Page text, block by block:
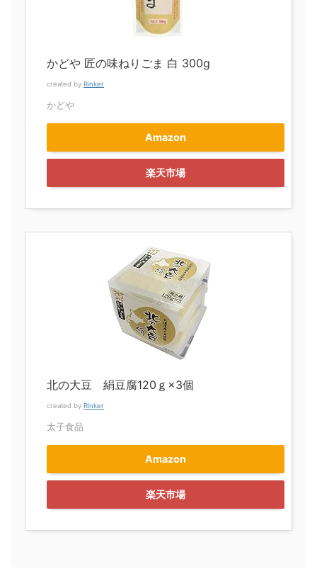
かどや 匠の味ねりごま 白 300g
created by Rinker
かどや
Amazon
楽天市場
北の大豆 絹豆腐120ｇ×3個
created by Rinker
太子食品
Amazon
楽天市場